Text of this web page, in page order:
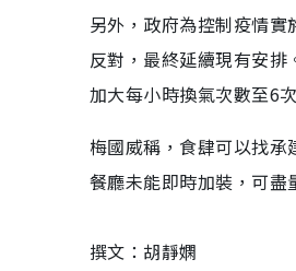
另外，政府為控制疫情
反對，最終延續現有安
加大每小時換氣次數至6
梅國威稱，食肆可以找
餐廳未能即時加裝，可盡
撰文：胡靜嫻